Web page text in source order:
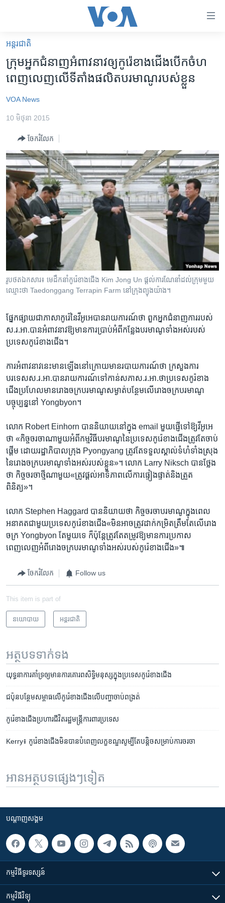
គេហទំព័រ​
ទាក់ទង
រំលង​
និង​
ទំព័រ​
ម្តង
រំលង​
និង​
ចូល​
ទៅ​
ទំព័រ​
រចនា
សម្ព័ន្ធ​
ទៅ​
ទំព័រ​
ស្វែង​
អន្តរជាតិ
ហេឡូវីអូអេ
កម្ពុជាច្នៃប្រតិដ្ឋ
ព្រឹត្តិការណ៍ព័ត៌មាន
ទូរទស្សន៍ / វីដេអូ​
វិទ្យុ / ផតខាសថ៍
កម្មវិធីទាំងអស់
Khmer English
បណ្តាញ​សង្គម
ភាសា
អន្តរជាតិ
ក្រុម​អ្នក​ជំនាញ​អំពាវនាវ​ឲ្យ​កូរ៉េខាង​ជើងបើកចំហ
ពេញលេញ​លើ​ទីតាំងផលិត​បរមាណូ​របស់​ខ្លួន
VOA News
10 មិថុនា 2015
ចែករំលែក
រូបថតឯកសារ៖ មេដឹកនាំ​កូរ៉េ​ខាង​ជើង​ Kim Jong Un ផ្តល់​ការ​ណែនាំ​ដល់​ក្រុម​មួយ​
ឈ្មោះ​ថា​ Taedonggang Terrapin Farm នៅ​ក្រុង​ព្យុងយ៉ាង​។
ផ្នែក​ផ្សាយ​ជា​ភាសា​កូរ៉េ​នៃ​វីអូអេ​បាន​រាយការណ៍​ថា ​ពួក​អ្នកជំនាញ​ការ​របស់​
ស.រ.អា.​បាន​អំពាវនាវ​ឱ្យ​មាន​ការ​ប្រាប់អំពី​កន្លែង​បរមាណូ​ទាំង​អស់​របស់​
ប្រទេស​កូរ៉េខាង​ជើង។
ការ​អំពាវ​នាវ​នេះ​មាន​ឡើង​នៅ​ក្រោយ​មាន​របាយការណ៍​ថា ​ក្រសួង​ការ
បរទេស​ស.រ.អា.​បាន​រាយការណ៍​ទៅ​កាន់សភា​ស.រ.អា.​ថា​ប្រទេស​កូរ៉ខាង
ជើង​ប្រហែល​មាន​រោងចក្រ​បរមាណូ​សម្ងាត់​បន្ថែម​លើ​រោង​ចក្រ​បរមាណូ​
បច្ចុប្បន្ន​នៅ​ Yongbyon។​
លោក Robert Einhorn ​បាន​និយាយ​នៅ​ក្នុង​ email ​មួយ​ផ្ញើទៅឱ្យ​វីអូអេ​
ថា «កិច្ច​ចរចា​ណាមួយ​អំពី​កម្មវិធី​បរមាណូ​នៃប្រទេស​កូរ៉េខាង​ជើង​ត្រូវ​តែ​ចាប់
ផ្តើម​ ដោយ​រដ្ឋាភិបាល​ក្រុង​ Pyongyang​ ត្រូវ​តែ​ទទួល​ស្គាល់​ទំហំ​ទាំង​ស្រុង​
នៃរោងចក្រ​បរមាណូទាំង​អស់​របស់​ខ្លួន»។ លោក​ Larry Niksch បាន​ថ្លែង​
ថា​ កិច្ច​ចរចា​ថ្មី​ណា​មួយ​«ត្រូវ​ផ្តល់​អាទិភាព​លើ​ការផ្ទៀងផ្ទាត់​និង​ត្រួត​
ពិនិត្យ»។
លោក​ Stephen Haggard ​បាន​និយាយថា​ កិច្ច​ចរចា​បរមាណូ​ក្នុង​ពេល​
អនាគត​ជាមួយ​ប្រទេសកូរ៉េខាង​ជើង​«មិន​អាច​ត្រូវ​ដាក់​កម្រិត​ត្រឹមតែ​លើ​រោង
ចក្រ​ Yongbyon តែ​មួយទេ​ ក៏​ប៉ុន្តែ​ត្រូវ​តែ​តម្រូវ​ឱ្យមាន​ការ​ប្រកាស​
ពេញលេញ​អំពីរោង​ចក្របរមាណូ​ទាំង​អស់​របស់​កូរ៉េខាង​ជើង»៕
ចែករំលែក Follow us
This item is part of
នយោបាយ អន្តរជាតិ
អត្ថបទ​ទាក់ទង
យុទ្ធនាការ​គាំទ្រឲ្យមាន​​ការគោរព​សិទ្ធិមនុស្ស​ក្នុង​ប្រទេសកូរ៉េ​ខាង​ជើង
ជប៉ុន​បន្ថែម​សម្ពាធ​លើ​កូរ៉េ​ខាង​ជើង​លើ​បញ្ហា​ចាប់​ពង្រត់
កូរ៉េ​ខាង​ជើង​ប្រហារ​ជីវិត​រដ្ឋ​មន្រ្តី​ការពារ​ប្រទេស​
Kerry៖ កូរ៉េ​ខាង​ជើង​មិន​បាន​បំពេញ​លក្ខខណ្ឌសូម្បី​តែ​បន្តិច​​សម្រាប់​ការចរចា
អានអត្ថបទផ្សេងៗទៀត
បណ្តាញ​សង្គម
កម្មវិធី​ទូរទស្សន៍
កម្មវិធី​វិទ្យុ